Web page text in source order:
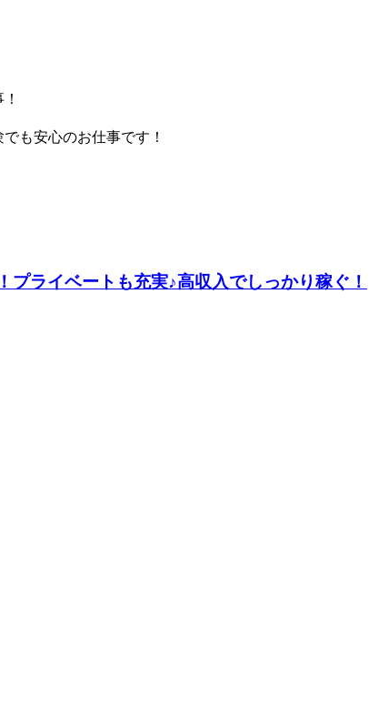
も安心のお仕事です！
プライベートも充実♪高収入でしっかり稼ぐ！